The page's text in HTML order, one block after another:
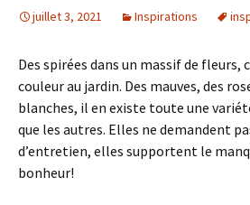
juillet 3, 2021 Inspirations
Des spirées dans un massif de fleurs,
couleur au jardin. Des mauves, des
blanches, il en existe toute une
que les autres. Elles ne demandent
d’entretien, elles supportent le
bonheur!